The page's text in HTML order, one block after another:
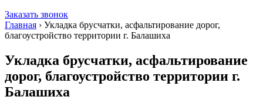
Заказать звонок
Главная › Укладка брусчатки, асфальтирование дорог,
благоустройство территории г. Балашиха
Укладка брусчатки, асфальтирование
дорог, благоустройство территории г.
Балашиха